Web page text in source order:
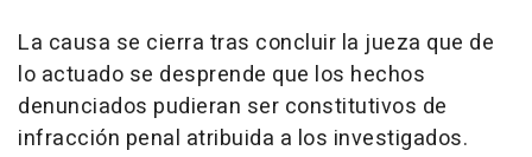
La causa se cierra tras concluir la jueza que de
lo actuado se desprende que los hechos
denunciados pudieran ser constitutivos de
infracción penal atribuida a los investigados.